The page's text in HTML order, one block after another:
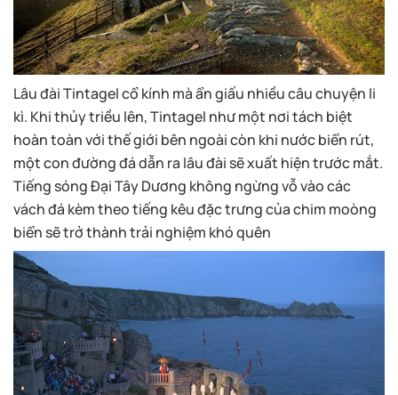
Lâu đài Tintagel cổ kính mà ẩn giấu nhiều câu chuyện li
kì. Khi thủy triều lên, Tintagel như một nơi tách biệt
hoàn toàn với thế giới bên ngoài còn khi nước biển rút,
một con đường đá dẫn ra lâu đài sẽ xuất hiện trước mắt.
Tiếng sóng Đại Tây Dương không ngừng vỗ vào các
vách đá kèm theo tiếng kêu đặc trưng của chim moòng
biển sẽ trở thành trải nghiệm khó quên